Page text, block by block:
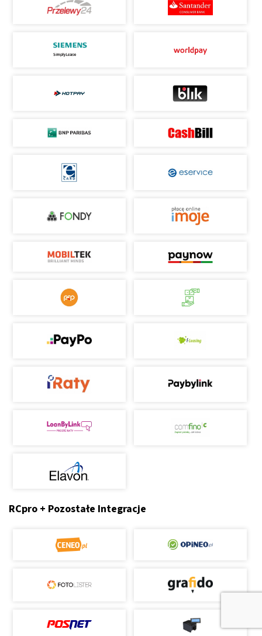
RCpro + Pozostałe Integracje